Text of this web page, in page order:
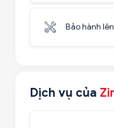
Bảo hành
Dịch vụ của